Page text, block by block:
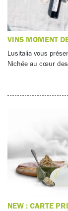
VINS MOMENT
Lusitalia vous
Nichée au cœur
NEW : CARTE